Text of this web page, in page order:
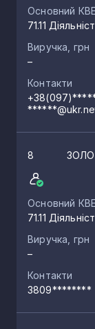
Основний
71.11
Виручка, грн
–
Контакти
8
Основний
71.11
Виручка, грн
–
Контакти
3809********